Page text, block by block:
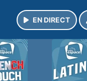
EN DIRECT